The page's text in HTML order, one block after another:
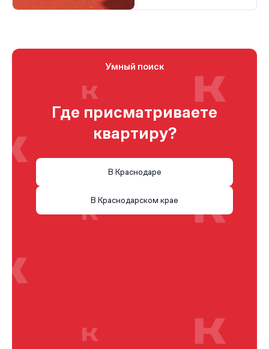
Умный поиск
Где присматриваете
квартиру?
В Краснодаре
В Краснодарском крае